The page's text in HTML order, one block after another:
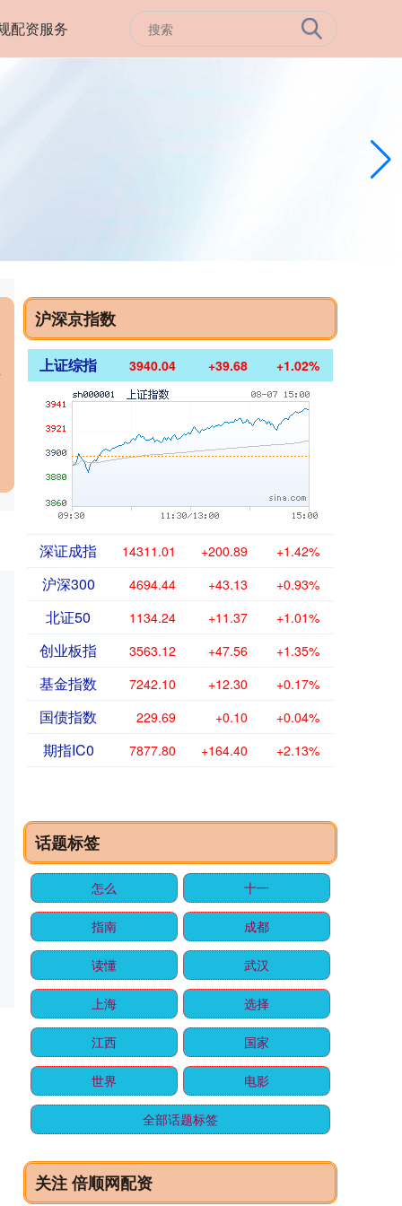
配资服务
沪深京指数
上证综指 3940.04 +39.68 +1.02%
深证成指 14311.01 +200.89 +1.42%
沪深300 4694.44 +43.13 +0.93%
北证50 1134.24 +11.37 +1.01%
创业板指 3563.12 +47.56 +1.35%
基金指数 7242.10 +12.30 +0.17%
国债指数 229.69 +0.10 +0.04%
期指IC0 7877.80 +164.40 +2.13%
话题标签
怎么 十一
指南 成都
读懂 武汉
上海 选择
江西 国家
世界 电影
全部话题标签
关注 倍顺网配资